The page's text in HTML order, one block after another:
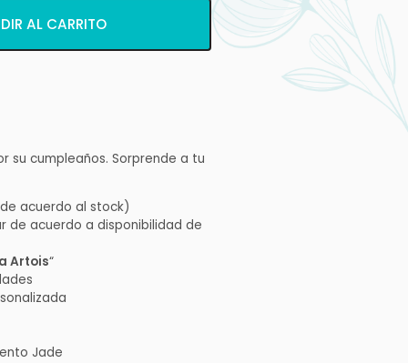
era:
S/ 125.00.
es:
S/ 120.00.
AL CARRITO
su cumpleaños. Sorprende a tu
acuerdo al stock)
de acuerdo a disponibilidad de
Artois“
Jade